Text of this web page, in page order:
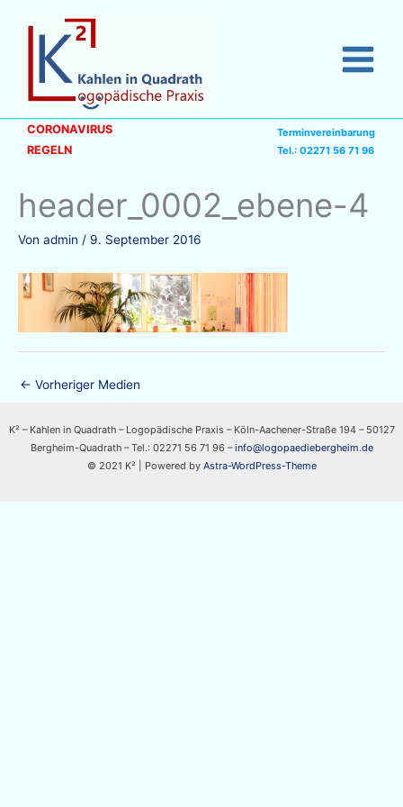
springen
CORONAVIRUS
REGELN
Terminvereinbarung
Tel.: 02271 56 71 96
header_0002_ebene-4
Von admin / 9. September 2016
← Vorheriger Medien
K² – Kahlen in Quadrath – Logopädische Praxis – Köln-Aachener-Straße 194 – 50127
Bergheim-Quadrath – Tel.: 02271 56 71 96 –info@logopaediebergheim.de
© 2021 K² | Powered by Astra-WordPress-Theme